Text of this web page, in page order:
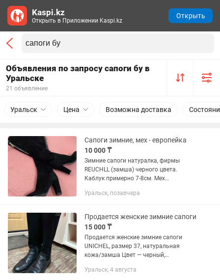
Объявления по запросу сапоги бу в
Уральске
21 объявление
Уральск Цена Возможна доставка
Сапоги зимние, мех - европейка
10 000 ₸
Зимние сапоги натуралка, фирмы
REUCHLL (замша) черного цвета.
Каблук примерно 7-8см. Мех
идеальном состоянии. Фото не
Уральск, позавчера
Продается женские зимние сапоги
15 000 ₸
Продается женские зимние сапоги
UNICHEL, размер 37, натуральная
кожа/замша Цвет — черный,
кожа + замша Внутри теплый мех
Уральск, 4 августа
Kaspi.kz
Открыть в Приложении Kaspi.kz
Открыть